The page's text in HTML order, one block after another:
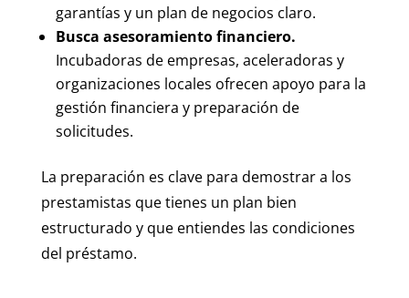
garantías y un plan de negocios claro.
Busca asesoramiento financiero.
Incubadoras de empresas, aceleradoras y
organizaciones locales ofrecen apoyo para la
gestión financiera y preparación de
solicitudes.
La preparación es clave para demostrar a los
prestamistas que tienes un plan bien
estructurado y que entiendes las condiciones
del préstamo.